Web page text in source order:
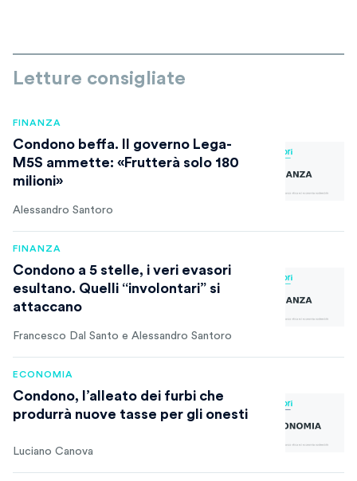
Letture consigliate
FINANZA
Condono beffa. Il governo Lega-
M5S ammette: «Frutterà solo 180
milioni»
Alessandro Santoro
FINANZA
Condono a 5 stelle, i veri evasori
esultano. Quelli “involontari” si
attaccano
Francesco Dal Santo e Alessandro Santoro
ECONOMIA
Condono, l’alleato dei furbi che
produrrà nuove tasse per gli onesti
Luciano Canova